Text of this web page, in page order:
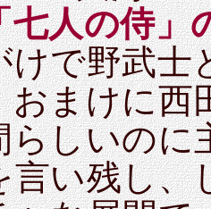
七人の侍」
けで野武士
おまけに西
らしいのに
言い残し、